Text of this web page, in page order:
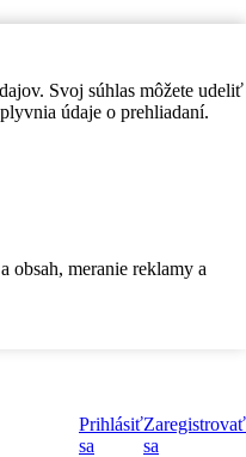
Svoj súhlas môžete udeliť
údaje o prehliadaní.
obsah, meranie reklamy a
Prihlásiť
sa
Zaregistrovať
sa